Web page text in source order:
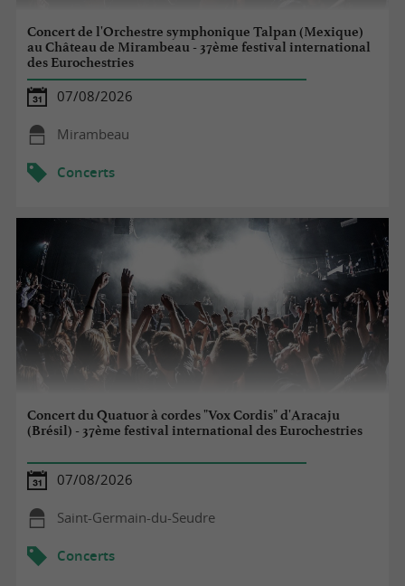
Concert de l'Orchestre symphonique Talpan (Mexique)
au Château de Mirambeau - 37ème festival international
des Eurochestries
07/08/2026
Mirambeau
Concerts
Concert du Quatuor à cordes "Vox Cordis" d'Aracaju
(Brésil) - 37ème festival international des Eurochestries
07/08/2026
Saint-Germain-du-Seudre
Concerts